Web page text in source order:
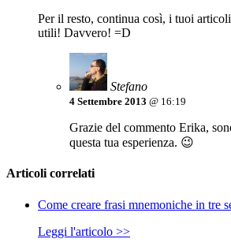
Per il resto, continua così, i tuoi
utili! Davvero! =D
Stefano
4 Settembre 2013 @ 16:19
Grazie del commento Erika,
questa tua esperienza. 😉
Articoli correlati
Come creare frasi mnemoniche in tre
Leggi l'articolo >>